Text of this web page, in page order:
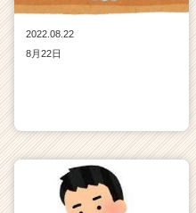
2022.08.22
8月22日